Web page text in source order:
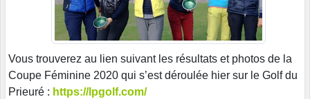
Vous trouverez au lien suivant les résultats et photos de la
Coupe Féminine 2020 qui s’est déroulée hier sur le Golf du
Prieuré : https://lpgolf.com/